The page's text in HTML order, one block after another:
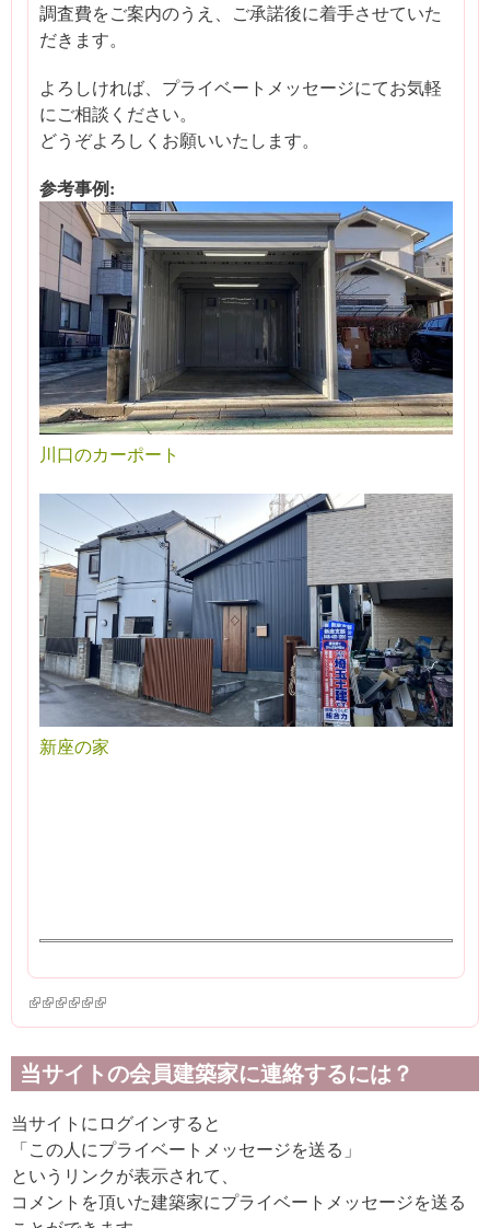
調査費をご案内のうえ、ご承諾後に着手させていた
だきます。
よろしければ、プライベートメッセージにてお気軽
にご相談ください。
どうぞよろしくお願いいたします。
参考事例:
川口のカーポート
新座の家
(link is external)
(link is external)
(link is external)
(link is external)
(link is external)
(link is external)
当サイトの会員建築家に連絡するには？
当サイトにログインすると
「この人にプライベートメッセージを送る」
というリンクが表示されて、
コメントを頂いた建築家にプライベートメッセージを送る